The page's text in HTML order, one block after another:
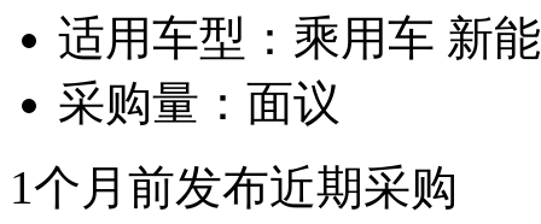
适用车型： 乘用车 新
采购量： 面议
1个月前发布近期采购